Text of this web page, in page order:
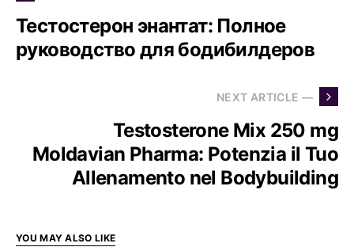
Тестостерон энантат: Полное
руководство для бодибилдеров
NEXT ARTICLE —
Testosterone Mix 250 mg
Moldavian Pharma: Potenzia il Tuo
Allenamento nel Bodybuilding
YOU MAY ALSO LIKE